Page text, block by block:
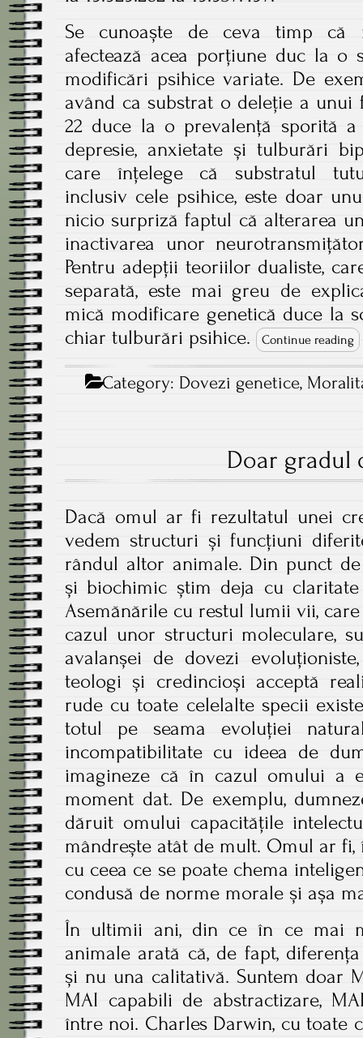
Se cunoaște de ceva timp că
afectează acea porțiune duc la o
modificări psihice variate. De
având ca substrat o deleție a
22 duce la o prevalență sporită
depresie, anxietate și tulburări
care înțelege că substratul
inclusiv cele psihice, este doar
nicio surpriză faptul că alterarea
inactivarea unor
Pentru adepții teoriilor dualiste,
separată, este mai greu de
mică modificare genetică duce la
chiar tulburări psihice.
Continue reading
Category: Dovezi genetice,
Doar gradul
Dacă omul ar fi rezultatul unei
vedem structuri și funcțiuni
rândul altor animale. Din punct
și biochimic știm deja cu
Asemănările cu restul lumii vii,
cazul unor structuri moleculare,
avalanșei de dovezi
teologi și credincioși acceptă
rude cu toate celelalte specii
totul pe seama evoluției
incompatibilitate cu ideea de
imagineze că în cazul omului a
moment dat. De exemplu,
dăruit omului capacitățile
mândrește atât de mult. Omul ar fi,
cu ceea ce se poate chema
condusă de norme morale și așa
În ultimii ani, din ce în ce mai
animale arată că, de fapt,
și nu una calitativă. Suntem doar
MAI capabili de abstractizare,
între noi. Charles Darwin, cu toate